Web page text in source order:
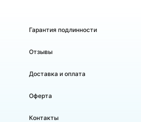
Гарантия подлинности
Отзывы
Доставка и оплата
Оферта
Контакты